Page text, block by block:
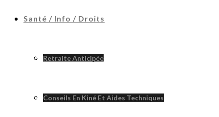
Santé / Info / Droits
Retraite Anticipée
Conseils En Kiné Et Aides Techniques